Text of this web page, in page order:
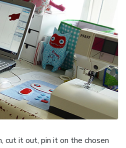
cut it out, pin it on the chosen